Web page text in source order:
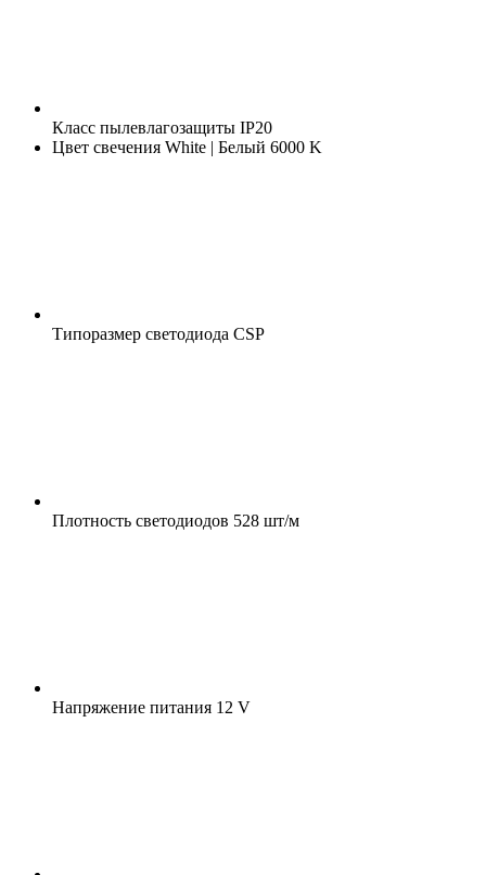
Класс пылевлагозащиты IP20
Цвет свечения White | Белый 6000 K
Типоразмер светодиода CSP
Плотность светодиодов 528 шт/м
Напряжение питания 12 V